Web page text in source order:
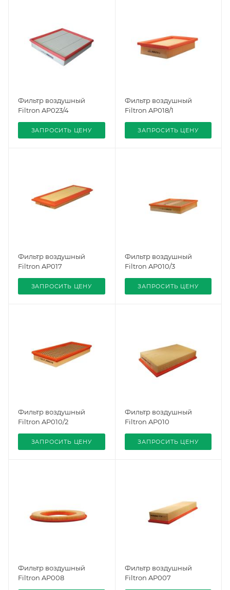
Фильтр воздушный
Filtron AP023/4
ЗАПРОСИТЬ ЦЕНУ
Фильтр воздушный
Filtron AP018/1
ЗАПРОСИТЬ ЦЕНУ
Фильтр воздушный
Filtron AP017
ЗАПРОСИТЬ ЦЕНУ
Фильтр воздушный
Filtron AP010/3
ЗАПРОСИТЬ ЦЕНУ
Фильтр воздушный
Filtron AP010/2
ЗАПРОСИТЬ ЦЕНУ
Фильтр воздушный
Filtron AP010
ЗАПРОСИТЬ ЦЕНУ
Фильтр воздушный
Filtron AP008
Фильтр воздушный
Filtron AP007